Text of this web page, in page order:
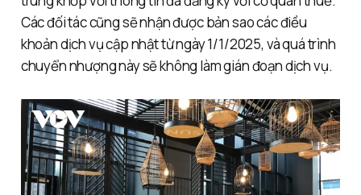
Các đối tác cũng sẽ nhận được bản sao các điều
khoản dịch vụ cập nhật từ ngày 1/1/2025, và quá trình
chuyển nhượng này sẽ không làm gián đoạn dịch vụ.